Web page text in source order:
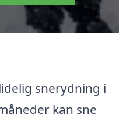
snerydning i
kan sne